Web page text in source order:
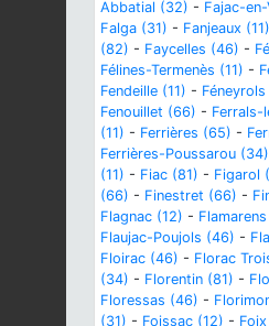
Abbatial (32) - Fajac-en-
Falga (31) - Fanjeaux (11)
(82) - Faycelles (46) -
Félines-Termenès (11) -
Fendeille (11) -
Fenouillet (66) - Ferrals-
(11) - Ferrières (65) -
Ferrières-Poussarou (34)
(11) - Fiac (81) - Figarol
(66) - Finestret (66) -
Flagnac (12) -
Flaujac-Poujols (46) -
Floirac (46) - Florac
(34) - Florentin (81) -
Floressas (46) -
(31) - Foissac (12) -